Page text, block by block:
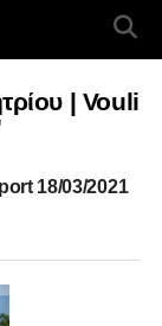
| Vouli
18/03/2021